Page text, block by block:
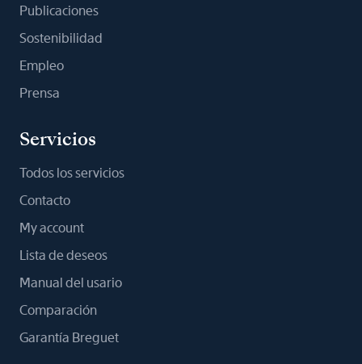
Publicaciones
Sostenibilidad
Empleo
Prensa
Servicios
Todos los servicios
Contacto
My account
Lista de deseos
Manual del usario
Comparación
Garantía Breguet